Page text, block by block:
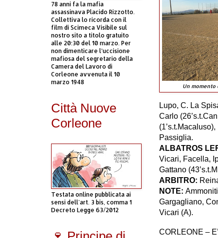
Un
Lupo, C. La
Carlo
Passiglia.
ALBATROS
Vicari, Facella,
Gattano
ARBITRO:
NOTE:
Gargagliano,
Vicari (A).
CORLEONE –
78 anni fa la mafia
assassinava Placido Rizzotto.
Collettiva lo ricorda con il
film di Scimeca Visibile sul
nostro sito a titolo gratuito
alle 20:30 del 10 marzo. Per
non dimenticare l’uccisione
mafiosa del segretario della
Camera del Lavoro di
Corleone avvenuta il 10
marzo 1948
Città Nuove
Corleone
Testata online pubblicata ai
sensi dell'art. 3 bis, comma 1
Decreto Legge 63/2012